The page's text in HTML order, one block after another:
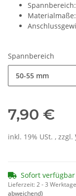
Spannbereich
50-55 mm
7,90 €
inkl. 19% USt. , zzgl.
Sofort verfügbar
Lieferzeit:2 - 3 Werktage
abweichend)